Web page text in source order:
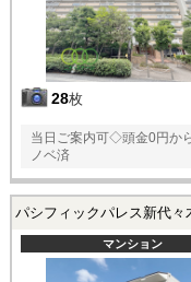
28枚
当日ご案内可◇頭金0円か
ノベ済
パシフィックパレス新代
マンション